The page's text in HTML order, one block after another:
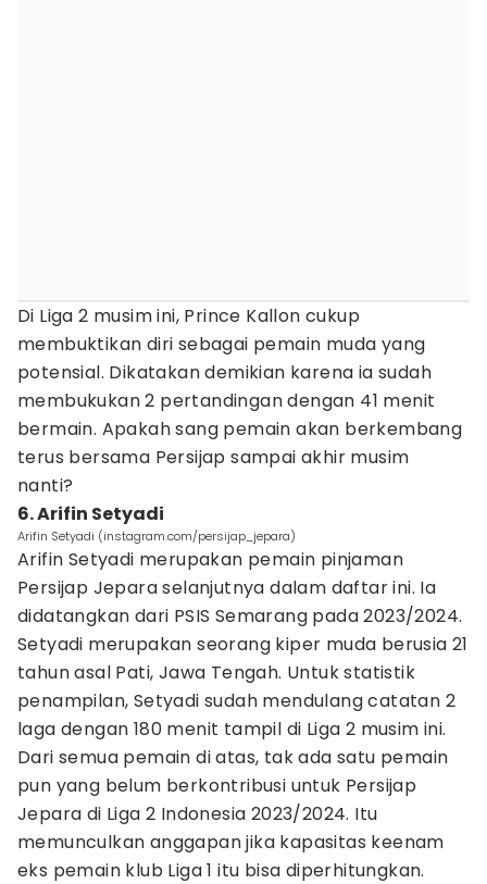
Di Liga 2 musim ini, Prince Kallon cukup
membuktikan diri sebagai pemain muda yang
potensial. Dikatakan demikian karena ia sudah
membukukan 2 pertandingan dengan 41 menit
bermain. Apakah sang pemain akan berkembang
terus bersama Persijap sampai akhir musim
nanti?
6. Arifin Setyadi
Arifin Setyadi (instagram.com/persijap_jepara)
Arifin Setyadi merupakan pemain pinjaman
Persijap Jepara selanjutnya dalam daftar ini. Ia
didatangkan dari PSIS Semarang pada 2023/2024.
Setyadi merupakan seorang kiper muda berusia 21
tahun asal Pati, Jawa Tengah. Untuk statistik
penampilan, Setyadi sudah mendulang catatan 2
laga dengan 180 menit tampil di Liga 2 musim ini.
Dari semua pemain di atas, tak ada satu pemain
pun yang belum berkontribusi untuk Persijap
Jepara di Liga 2 Indonesia 2023/2024. Itu
memunculkan anggapan jika kapasitas keenam
eks pemain klub Liga 1 itu bisa diperhitungkan.